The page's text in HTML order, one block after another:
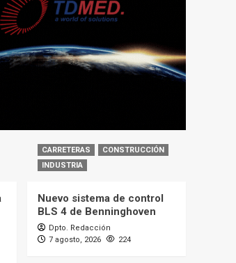
CARRETERAS
CONSTRUCCIÓN
INDUSTRIA
Nuevo sistema de control
BLS 4 de Benninghoven
Dpto. Redacción
7 agosto, 2026
224